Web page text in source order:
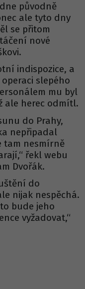
původně
ale tyto dny
se přitom
nové
indispozice, a
slepého
mu byl
ale herec odmítl.
do Prahy,
nepřipadal
tam nesmírně
řekl webu
Dvořák.
do
nijak nespěchá.
bude jeho
vyžadovat,“